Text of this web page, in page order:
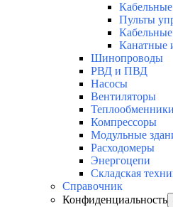
Пульты
Канатные
Шинопроводы
РВД и ПВД
Насосы
Вентиляторы
Теплообменники
Компрессоры
Модульные
Расходомеры
Энергоцепи
Складская
Справочник
Конфиденциальность